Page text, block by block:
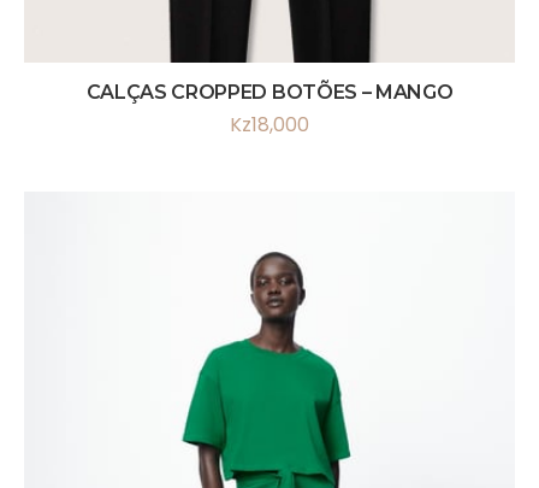
CALÇAS CROPPED BOTÕES – MANGO
Kz18,000